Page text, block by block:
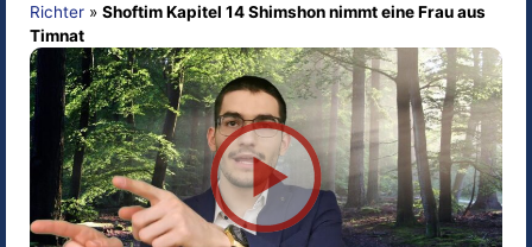
Richter » Shoftim Kapitel 14 Shimshon nimmt eine Frau aus
Timnat